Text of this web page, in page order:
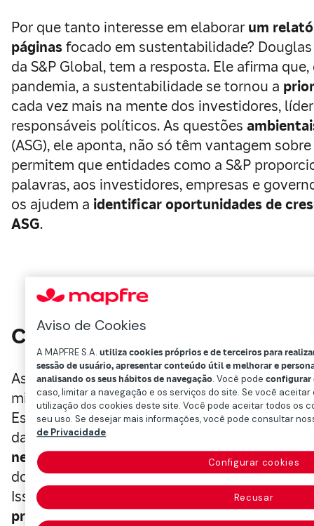
Por que tanto interesse em elaborar um
páginasfocado em sustentabilidade?
da S&P Global, tem a resposta. Ele afirma
pandemia, a sustentabilidade se tornou a
cada vez mais na mente dos investidores,
responsáveis políticos. As questões
(ASG), ele aponta, não só têm vantagem
permitem que entidades como a S&P
palavras, aos investidores, empresas e
os ajudem a identificar oportunidades de
ASG.
Cinco distinções
Assim como todos os anos, a SAM avalia as
milhares de empresas, bem como critérios
Especificamente em 2020, a entidade
da sua história, um total de
necessidade de transparência e
do mercado para lidar melhor com os riscos
Isso também indica que a sustentabilidade
prioridadenas agendas empresariais.
Aviso de Cookies
A MAPFRE S.A.utiliza cookies próprios e de terceiros para
sessão de usuário, apresentar conteúdo útil e melhorar e
analisando os seus hábitos de navegação. Você podeconfigurar
caso, limitar a navegação e os serviços do site. Se você
utilização dos cookies deste site. Você pode aceitar todos os
seu uso. Se desejar mais informações, você pode consultar
de Privacidade.
Configurar cookies
Recusar